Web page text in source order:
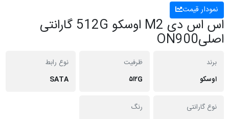
نمودار قیمت
اس اس دی M2 اوسکو 512G گارانتی
اصلیON900
برند
اوسکو
ظرفیت
۵۱۲G
نوع رابط
SATA
نوع گارانتی
رنگ